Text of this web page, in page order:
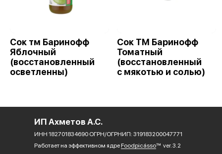
Сок тм Баринофф
Яблочный
(восстановленный
осветленны)
Сок ТМ Баринофф
Томатный
(восстановленный
с мякотью и солью)
ИП Ахметов А.С.
ИНН 182701834690 ОГРН/ОГРНИП: 319183200047771
Работает на эффективном ядре Foodpicássover. 3.2